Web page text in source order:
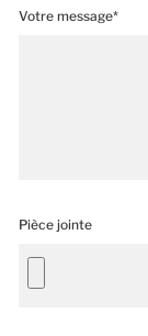
Votre message*
Pièce jointe